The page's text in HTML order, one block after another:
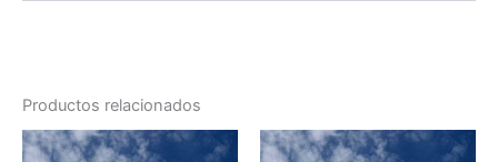
Productos relacionados